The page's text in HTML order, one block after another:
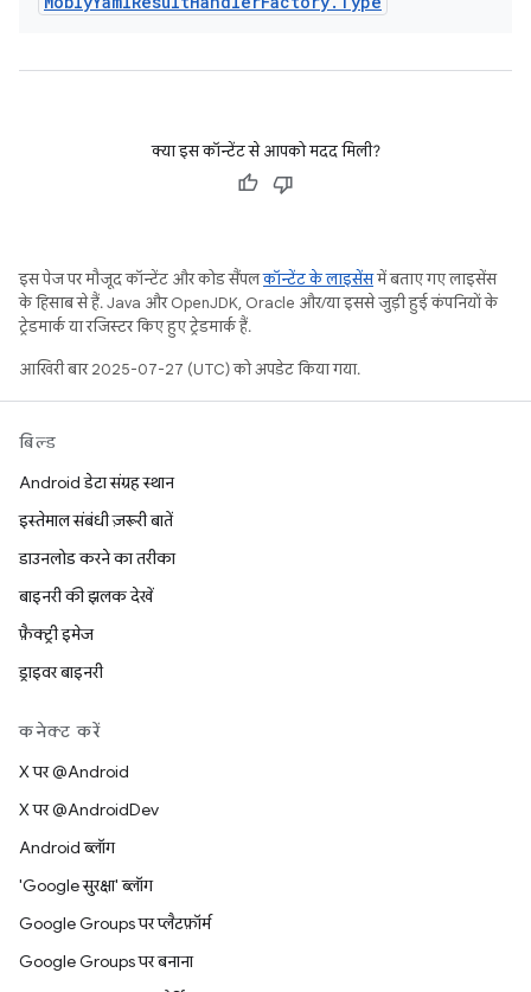
क्या इस कॉन्टेंट से आपको मदद मिली?
इस पेज पर मौजूद कॉन्टेंट और कोड सैंपलकॉन्टेंट के लाइसेंसमें बताए गए लाइसेंस
के हिसाब से हैं. Java और OpenJDK, Oracle और/या इससे जुड़ी हुई कंपनियों के
ट्रेडमार्क या रजिस्टर किए हुए ट्रेडमार्क हैं.
आखिरी बार 2025-07-27 (UTC) को अपडेट किया गया.
बिल्ड
Android डेटा संग्रह स्थान
इस्तेमाल संबंधी ज़रूरी बातें
डाउनलोड करने का तरीका
बाइनरी की झलक देखें
फ़ैक्ट्री इमेज
ड्राइवर बाइनरी
कनेक्ट करें
X पर @Android
X पर @AndroidDev
Android ब्लॉग
'Google सुरक्षा' ब्लॉग
Google Groups पर प्लैटफ़ॉर्म
Google Groups पर बनाना